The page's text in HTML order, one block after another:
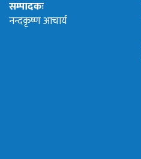
सम्पादकः
नन्दकृष्ण आचार्य